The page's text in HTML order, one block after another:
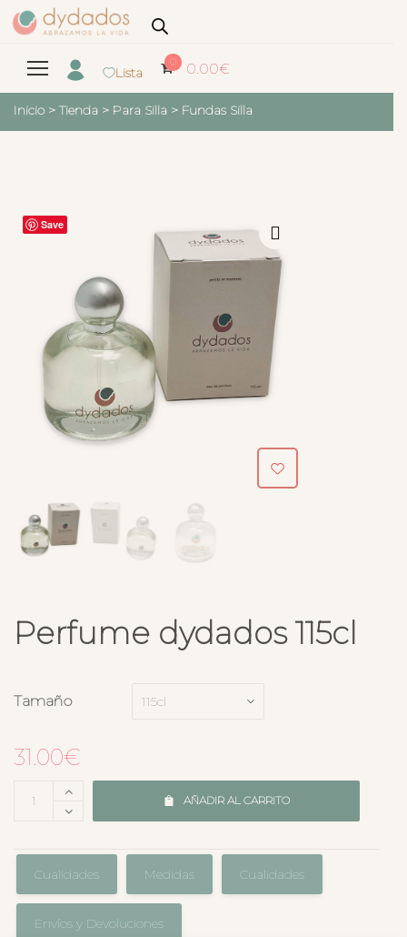
Lista
0 0.00€
Inicio > Tienda > Para Silla > Fundas Silla
Save
Perfume dydados 115cl
Tamaño
31.00€
AÑADIR AL CARRITO
Cualidades Medidas Cualidades
Envíos y Devoluciones